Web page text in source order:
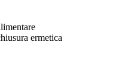
ermetica